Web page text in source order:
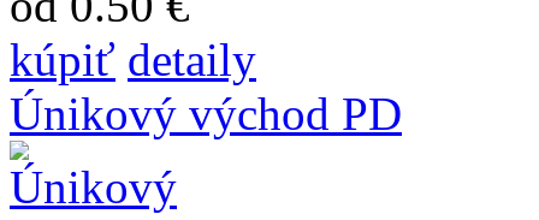
kúpiť detaily
Únikový východ PD